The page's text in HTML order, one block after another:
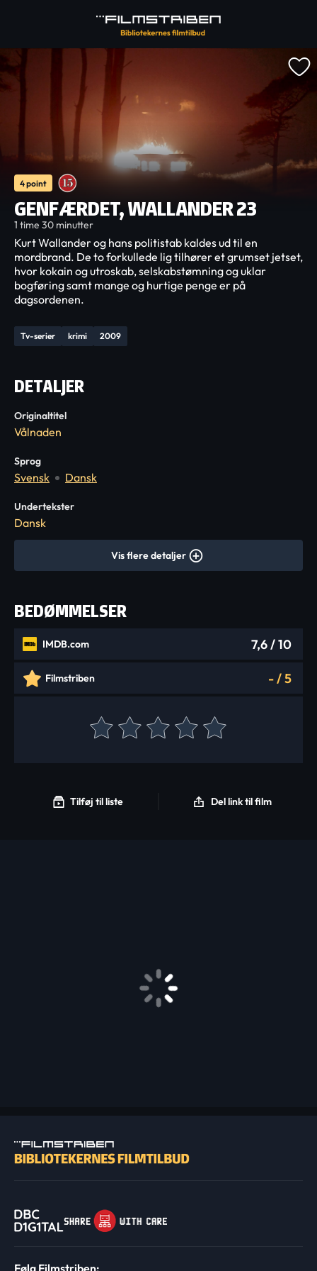
4 point
GENFÆRDET, WALLANDER 23
1 time 30 minutter
Tv-serier krimi 2009
Kurt Wallander og hans politistab kaldes ud til en
mordbrand. De to forkullede lig tilhører et grumset jetset,
hvor kokain og utroskab, selskabstømning og uklar
bogføring samt mange og hurtige penge er på
dagsordenen.
DETALJER
Originaltitel
Vålnaden
Sprog
Svensk Dansk
Undertekster
Dansk
Vis flere detaljer
BEDØMMELSER
IMDB.com 7,6/ 10
Filmstriben -/5
Tilføj til liste Del link til film
Følg Filmstriben: